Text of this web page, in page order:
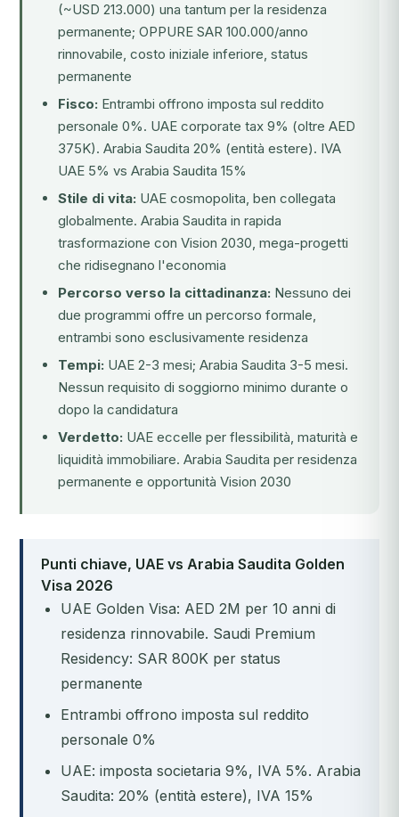
(~USD 213.000) una tantum per la residenza
permanente; OPPURE SAR 100.000/anno
rinnovabile, costo iniziale inferiore, status
permanente
Fisco: Entrambi offrono imposta sul reddito
personale 0%. UAE corporate tax 9% (oltre AED
375K). Arabia Saudita 20% (entità estere). IVA
UAE 5% vs Arabia Saudita 15%
Stile di vita: UAE cosmopolita, ben collegata
globalmente. Arabia Saudita in rapida
trasformazione con Vision 2030, mega-progetti
che ridisegnano l'economia
Percorso verso la cittadinanza: Nessuno dei
due programmi offre un percorso formale,
entrambi sono esclusivamente residenza
Tempi: UAE 2-3 mesi; Arabia Saudita 3-5 mesi.
Nessun requisito di soggiorno minimo durante o
dopo la candidatura
Verdetto: UAE eccelle per flessibilità, maturità e
liquidità immobiliare. Arabia Saudita per residenza
permanente e opportunità Vision 2030
Punti chiave, UAE vs Arabia Saudita Golden
Visa 2026
UAE Golden Visa: AED 2M per 10 anni di
residenza rinnovabile. Saudi Premium
Residency: SAR 800K per status
permanente
Entrambi offrono imposta sul reddito
personale 0%
UAE: imposta societaria 9%, IVA 5%. Arabia
Saudita: 20% (entità estere), IVA 15%